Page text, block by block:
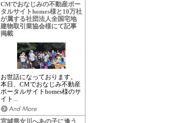
CMでおなじみの不動産ポー
タルサイトhomes様と10万社
が属する社団法人全国宅地
建物取引業協会様にて記事
掲載
お世話になっております。
本日、CMでおなじみ不動産
ポータルサイトhomes様のサ
イト...
宮城県女川へあの子に逢う